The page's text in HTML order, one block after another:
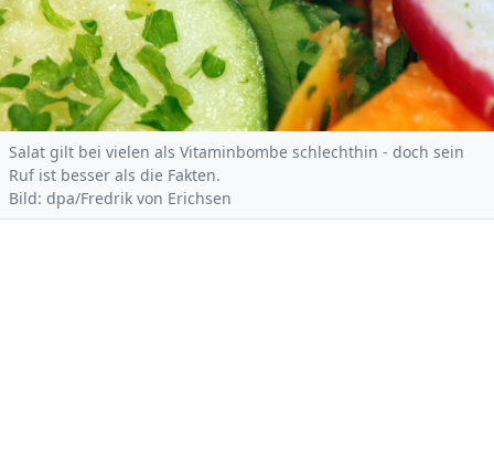
Salat gilt bei vielen als Vitaminbombe schlechthin - doch sein
Ruf ist besser als die Fakten.
Bild: dpa/Fredrik von Erichsen